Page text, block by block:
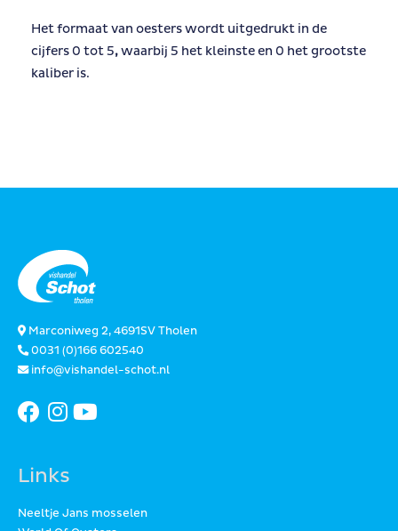
Het formaat van oesters wordt uitgedrukt in de
cijfers 0 tot 5,waarbij 5 het kleinste en 0 het grootste
kaliber is.
Marconiweg 2, 4691SV Tholen
0031 (0)166 602540
info@vishandel-schot.nl
Links
Neeltje Jans mosselen